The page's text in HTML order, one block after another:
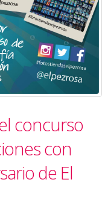
concurso
con
de El